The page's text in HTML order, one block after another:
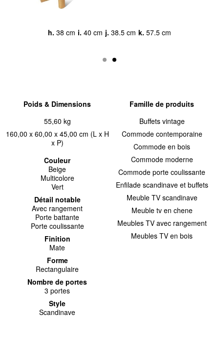
h. 38 cm i. 40 cm j. 38.5 cm k. 57.5 cm
Poids & Dimensions
55,60 kg
160,00 x 60,00 x 45,00 cm (L x H
x P)
Couleur
Beige
Multicolore
Vert
Détail notable
Avec rangement
Porte battante
Porte coulissante
Finition
Mate
Forme
Rectangulaire
Nombre de portes
3 portes
Style
Scandinave
Famille de produits
Buffets vintage
Commode contemporaine
Commode en bois
Commode moderne
Commode porte coulissante
Enfilade scandinave et buffets
Meuble TV scandinave
Meuble tv en chene
Meubles TV avec rangement
Meubles TV en bois